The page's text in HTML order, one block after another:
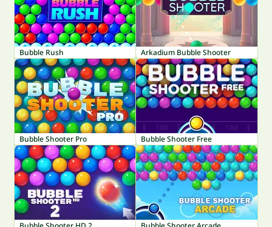
Bubble Rush Arkadium Bubble Shooter
Bubble Shooter Pro Bubble Shooter Free